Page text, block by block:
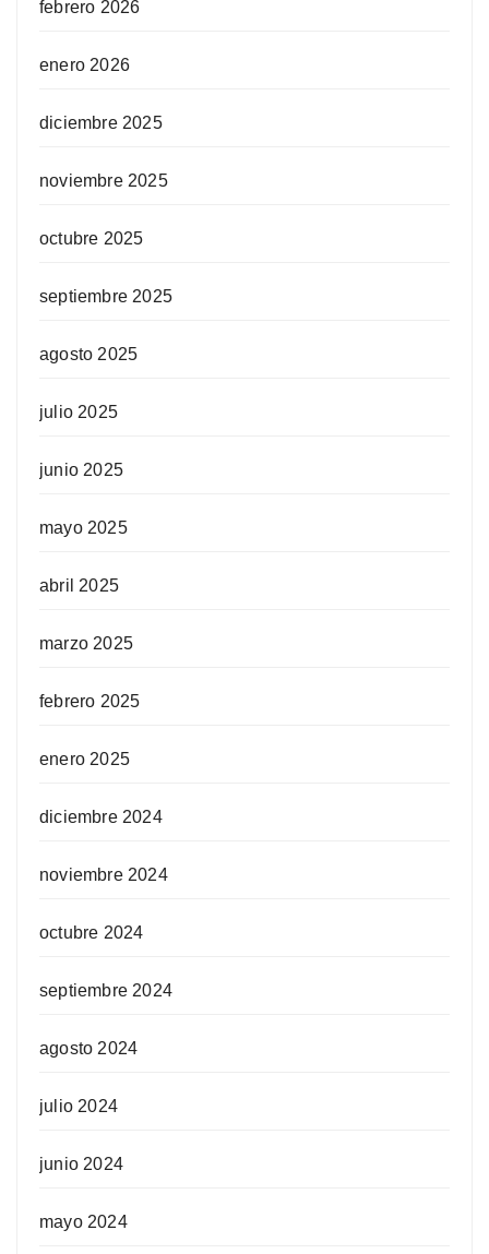
febrero 2026
enero 2026
diciembre 2025
noviembre 2025
octubre 2025
septiembre 2025
agosto 2025
julio 2025
junio 2025
mayo 2025
abril 2025
marzo 2025
febrero 2025
enero 2025
diciembre 2024
noviembre 2024
octubre 2024
septiembre 2024
agosto 2024
julio 2024
junio 2024
mayo 2024